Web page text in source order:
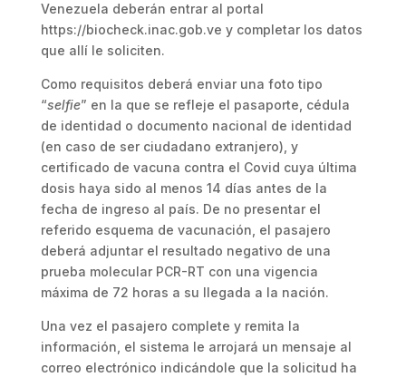
Venezuela deberán entrar al portal
https://biocheck.inac.gob.ve y completar los datos
que allí le soliciten.
Como requisitos deberá enviar una foto tipo
“selfie” en la que se refleje el pasaporte, cédula
de identidad o documento nacional de identidad
(en caso de ser ciudadano extranjero), y
certificado de vacuna contra el Covid cuya última
dosis haya sido al menos 14 días antes de la
fecha de ingreso al país. De no presentar el
referido esquema de vacunación, el pasajero
deberá adjuntar el resultado negativo de una
prueba molecular PCR-RT con una vigencia
máxima de 72 horas a su llegada a la nación.
Una vez el pasajero complete y remita la
información, el sistema le arrojará un mensaje al
correo electrónico indicándole que la solicitud ha